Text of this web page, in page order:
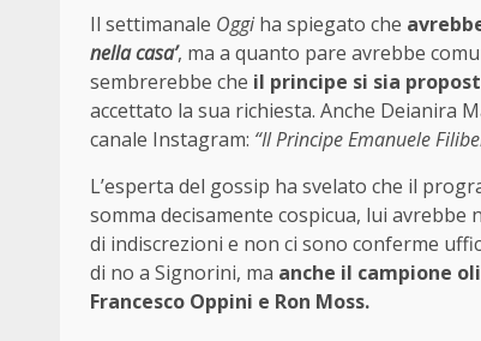
Il settimanale Oggiha spiegato che
nella casa’, ma a quanto pare avrebbe
sembrerebbe che il principe si sia
accettato la sua richiesta. Anche Deianira
canale Instagram: “Il Principe Emanuele
L’esperta del gossip ha svelato che il
somma decisamente cospicua, lui
di indiscrezioni e non ci sono conferme
di no a Signorini, ma anche il campione
Francesco Oppini e Ron Moss.